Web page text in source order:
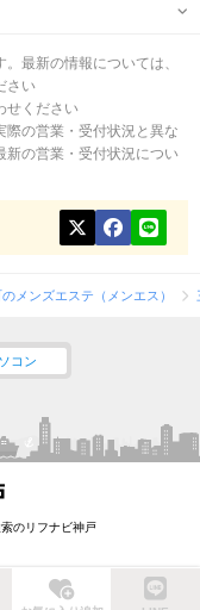
最新の情報については、
さい
せください
の営業・受付状況と異な
新の営業・受付状況につい
メンズエステ（メンエス）
コン
のリフナビ神戸